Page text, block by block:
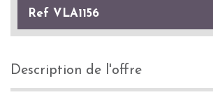
Ref VLA1156
description de l'offre